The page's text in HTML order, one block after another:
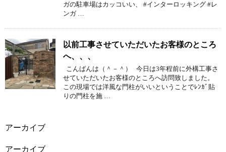
ガの駐車場はカッコいい、 #インターロッキング #レ
ンガ …
以前工事させていただいたお客様のところ
へ、、、
こんばんは（＾－＾） 今日は3年程前に外構工事さ
せていただいたお客様のところへ訪問致しました。
この現場では洋風な門柱がいいということでﾚﾝｶﾞ貼
りの門柱を施 …
アーカイブ
アーカイブ